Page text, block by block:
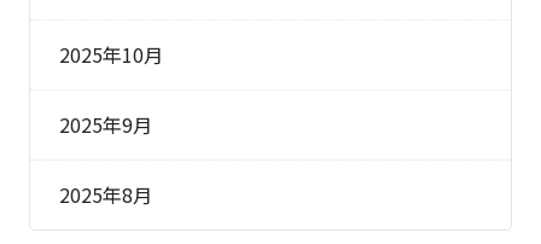
2025年10月
2025年9月
2025年8月